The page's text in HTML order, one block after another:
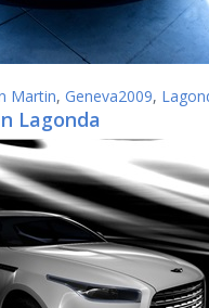
Martin, Geneva2009,
Lagonda